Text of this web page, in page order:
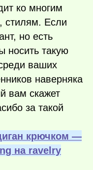
ко многим
стилям. Если
но есть
носить такую
ваших
наверняка
вам скажет
за такой
крючком —
на ravelry